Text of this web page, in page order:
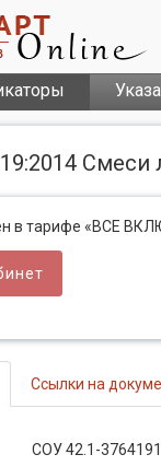
в тарифе «ВСЕ
Ссылки на
СОУ 42.1-